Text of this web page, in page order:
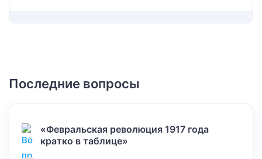
Последние вопросы
«Февральская революция 1917 года
кратко в таблице»